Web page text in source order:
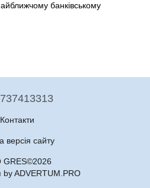
банківському
Контакти
версія сайту
GRES©2026
by ADVERTUM.PRO